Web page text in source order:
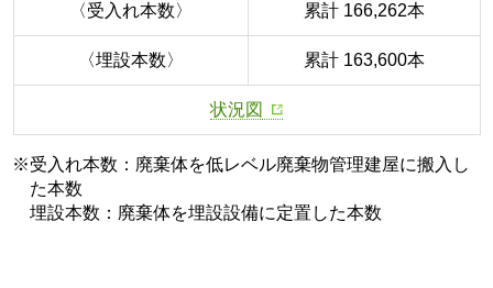
〈受入れ本数〉 累計 166,262本
〈埋設本数〉 累計 163,600本
状況図
※受入れ本数：廃棄体を低レベル廃棄物管理建屋に搬入し
た本数
埋設本数：廃棄体を埋設設備に定置した本数